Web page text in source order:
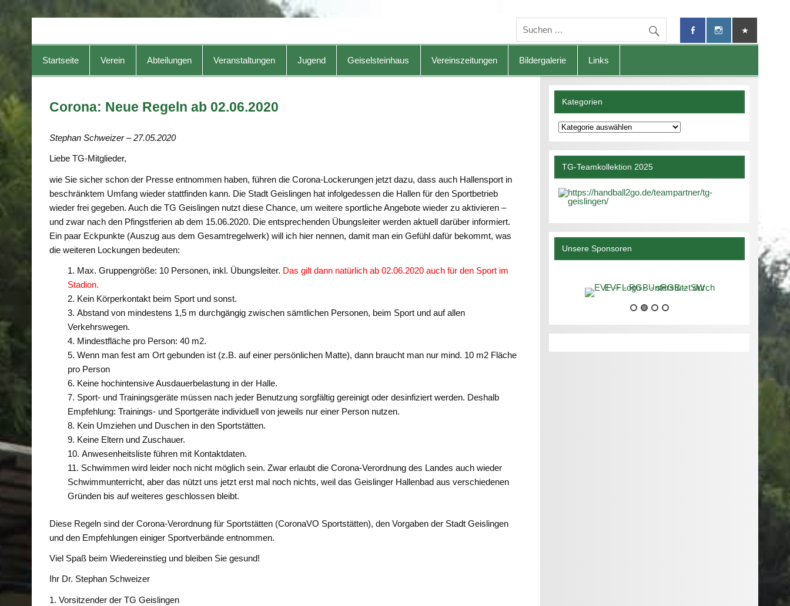
Startseite Verein Abteilungen Veranstaltungen Jugend Geiselsteinhaus Vereinszeitungen Bildergalerie Links
Corona: Neue Regeln ab 02.06.2020
Stephan Schweizer – 27.05.2020
Liebe TG-Mitglieder,
wie Sie sicher schon der Presse entnommen haben, führen die Corona-Lockerungen jetzt dazu, dass auch Hallensport in
beschränktem Umfang wieder stattfinden kann. Die Stadt Geislingen hat infolgedessen die Hallen für den Sportbetrieb
wieder frei gegeben. Auch die TG Geislingen nutzt diese Chance, um weitere sportliche Angebote wieder zu aktivieren –
und zwar nach den Pfingstferien ab dem 15.06.2020. Die entsprechenden Übungsleiter werden aktuell darüber informiert.
Ein paar Eckpunkte (Auszug aus dem Gesamtregelwerk) will ich hier nennen, damit man ein Gefühl dafür bekommt, was
die weiteren Lockungen bedeuten:
Max. Gruppengröße: 10 Personen, inkl. Übungsleiter. Das gilt dann natürlich ab 02.06.2020 auch für den Sport im
Stadion.
Kein Körperkontakt beim Sport und sonst.
Abstand von mindestens 1,5 m durchgängig zwischen sämtlichen Personen, beim Sport und auf allen
Verkehrswegen.
Mindestfläche pro Person: 40 m2.
Wenn man fest am Ort gebunden ist (z.B. auf einer persönlichen Matte), dann braucht man nur mind. 10 m2 Fläche
pro Person
Keine hochintensive Ausdauerbelastung in der Halle.
Sport- und Trainingsgeräte müssen nach jeder Benutzung sorgfältig gereinigt oder desinfiziert werden. Deshalb
Empfehlung: Trainings- und Sportgeräte individuell von jeweils nur einer Person nutzen.
Kein Umziehen und Duschen in den Sportstätten.
Keine Eltern und Zuschauer.
Anwesenheitsliste führen mit Kontaktdaten.
Schwimmen wird leider noch nicht möglich sein. Zwar erlaubt die Corona-Verordnung des Landes auch wieder
Schwimmunterricht, aber das nützt uns jetzt erst mal noch nichts, weil das Geislinger Hallenbad aus verschiedenen
Gründen bis auf weiteres geschlossen bleibt.
Diese Regeln sind der Corona-Verordnung für Sportstätten (CoronaVO Sportstätten), den Vorgaben der Stadt Geislingen
und den Empfehlungen einiger Sportverbände entnommen.
Viel Spaß beim Wiedereinstieg und bleiben Sie gesund!
Ihr Dr. Stephan Schweizer
1. Vorsitzender der TG Geislingen
Kategorien
Kategorien
TG-Teamkollektion 2025
Unsere Sponsoren